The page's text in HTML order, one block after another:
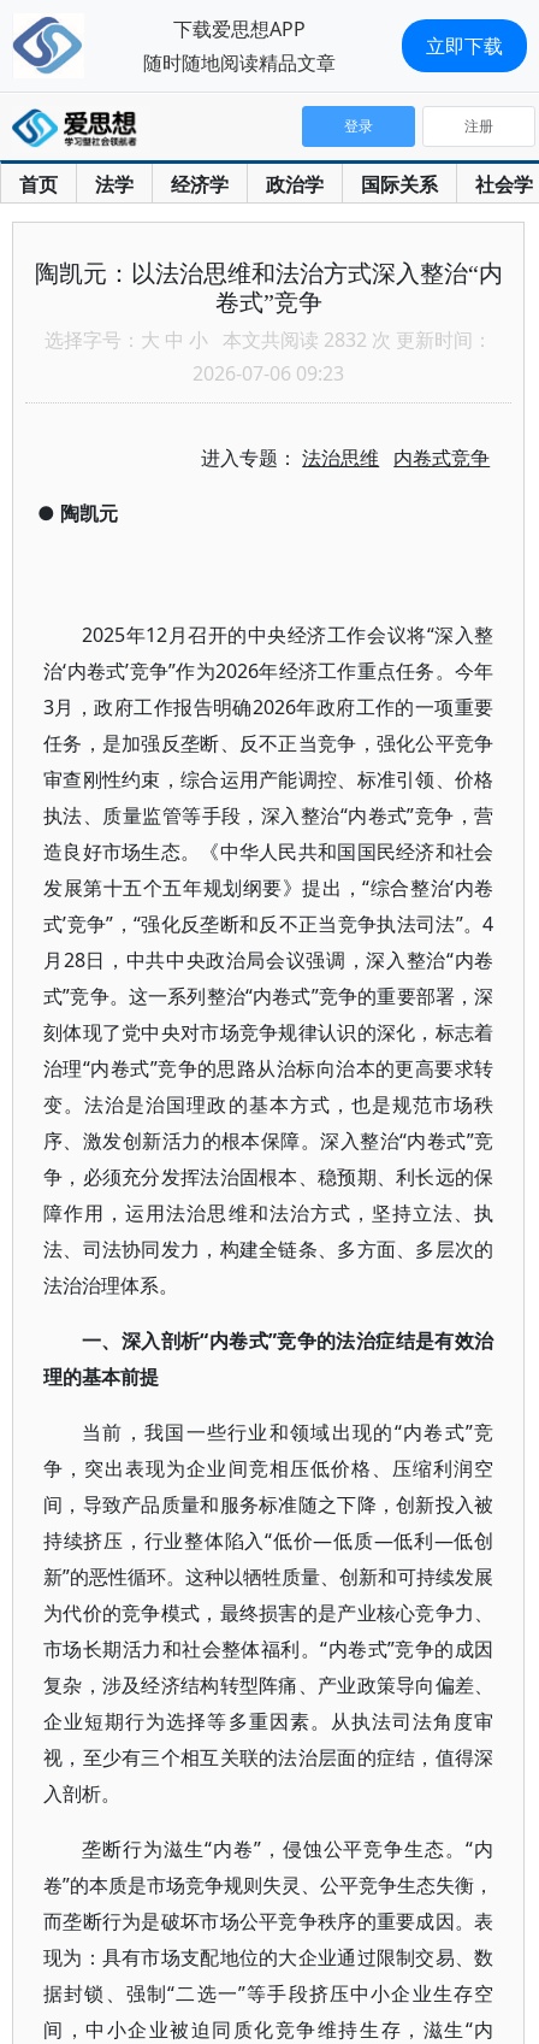
首页 法学 经济学 政治学 国际关系 社会学
登录 注册
陶凯元：以法治思维和法治方式深入整治“内
卷式”竞争
选择字号： 大 中 小 本文共阅读 2832 次 更新时间：
2026-07-06 09:23
进入专题：法治思维 内卷式竞争
● 陶凯元
2025年12月召开的中央经济工作会议将“深入整
治‘内卷式’竞争”作为2026年经济工作重点任务。今年
3月，政府工作报告明确2026年政府工作的一项重要
任务，是加强反垄断、反不正当竞争，强化公平竞争
审查刚性约束，综合运用产能调控、标准引领、价格
执法、质量监管等手段，深入整治“内卷式”竞争，营
造良好市场生态。《中华人民共和国国民经济和社会
发展第十五个五年规划纲要》提出，“综合整治‘内卷
式’竞争”，“强化反垄断和反不正当竞争执法司法”。4
月28日，中共中央政治局会议强调，深入整治“内卷
式”竞争。这一系列整治“内卷式”竞争的重要部署，深
刻体现了党中央对市场竞争规律认识的深化，标志着
治理“内卷式”竞争的思路从治标向治本的更高要求转
变。法治是治国理政的基本方式，也是规范市场秩
序、激发创新活力的根本保障。深入整治“内卷式”竞
争，必须充分发挥法治固根本、稳预期、利长远的保
障作用，运用法治思维和法治方式，坚持立法、执
法、司法协同发力，构建全链条、多方面、多层次的
法治治理体系。
一、深入剖析“内卷式”竞争的法治症结是有效治
理的基本前提
当前，我国一些行业和领域出现的“内卷式”竞
争，突出表现为企业间竞相压低价格、压缩利润空
间，导致产品质量和服务标准随之下降，创新投入被
持续挤压，行业整体陷入“低价—低质—低利—低创
新”的恶性循环。这种以牺牲质量、创新和可持续发展
为代价的竞争模式，最终损害的是产业核心竞争力、
市场长期活力和社会整体福利。“内卷式”竞争的成因
复杂，涉及经济结构转型阵痛、产业政策导向偏差、
企业短期行为选择等多重因素。从执法司法角度审
视，至少有三个相互关联的法治层面的症结，值得深
入剖析。
垄断行为滋生“内卷”，侵蚀公平竞争生态。“内
卷”的本质是市场竞争规则失灵、公平竞争生态失衡，
而垄断行为是破坏市场公平竞争秩序的重要成因。表
现为：具有市场支配地位的大企业通过限制交易、数
据封锁、强制“二选一”等手段挤压中小企业生存空
间，中小企业被迫同质化竞争维持生存，滋生“内
下载爱思想APP
随时随地阅读精品文章
立即下载